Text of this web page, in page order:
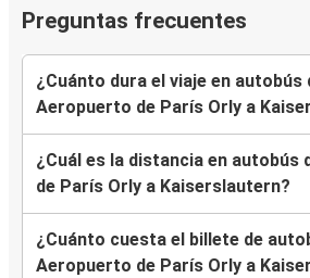
Preguntas frecuentes
¿Cuánto dura el viaje en autobús
Aeropuerto de París Orly a
¿Cuál es la distancia en autobús
de París Orly a Kaiserslautern?
¿Cuánto cuesta el billete de
Aeropuerto de París Orly a